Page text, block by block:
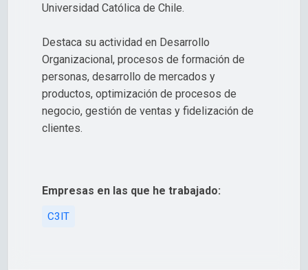
Universidad Católica de Chile.
Destaca su actividad en Desarrollo
Organizacional, procesos de formación de
personas, desarrollo de mercados y
productos, optimización de procesos de
negocio, gestión de ventas y fidelización de
clientes.
Empresas en las que he trabajado:
C3IT